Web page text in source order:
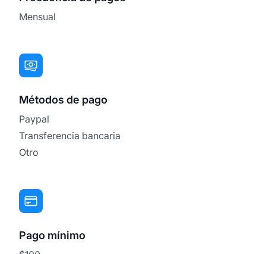
Mensual
Métodos de pago
Paypal
Transferencia bancaria
Otro
Pago mínimo